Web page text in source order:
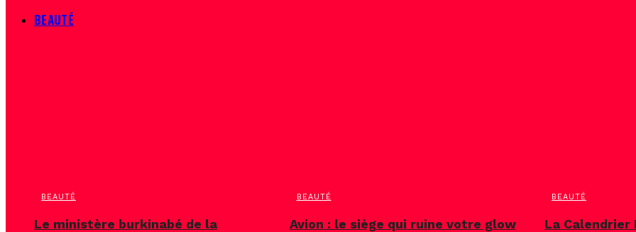
BEAUTÉ
BEAUTÉ
Le ministère burkinabé de la
BEAUTÉ
Avion : le siège qui ruine votre glow
BEAUTÉ
La Calendrier